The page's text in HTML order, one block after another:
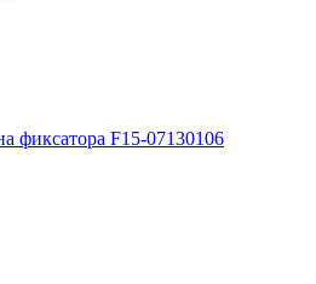
фиксатора F15-07130106